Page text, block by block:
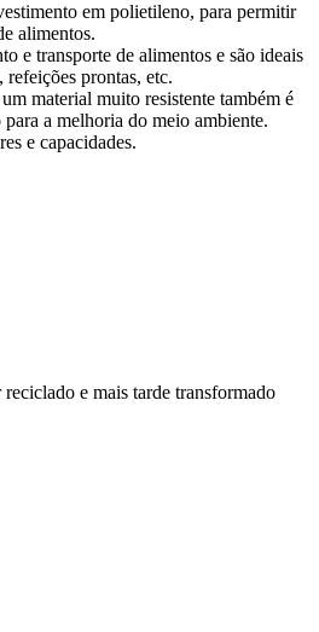
em polietileno, para permitir
alimentos.
e transporte de alimentos e são ideais
refeições prontas, etc.
material muito resistente também é
a melhoria do meio ambiente.
e capacidades.
e mais tarde transformado